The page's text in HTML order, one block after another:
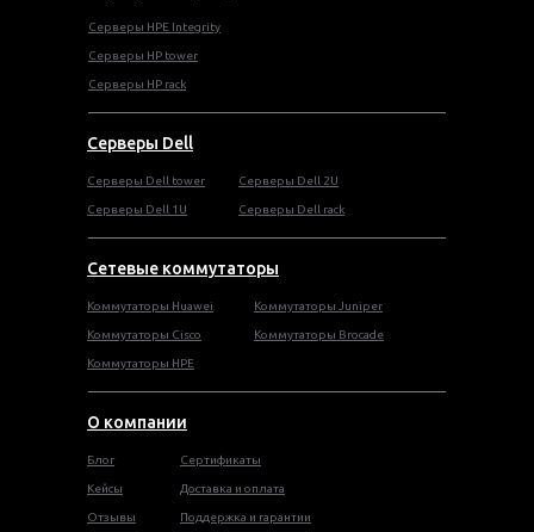
О компании
Серверы Dell
Сетевые коммутаторы
Серверы HPE Integrity
Cерверы HP tower
Cерверы HP rack
Cерверы Dell tower
Серверы Dell 1U
Серверы Dell 2U
Серверы Dell rack
Блог
Кейсы
Отзывы
Сертификаты
Доставка и оплата
Поддержка и гарантии
Коммутаторы Huawei
Коммутаторы Cisco
Коммутаторы HPE
Коммутаторы Juniper
Коммутаторы Brocade